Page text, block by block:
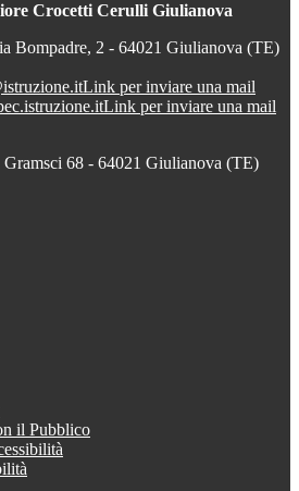
Crocetti Cerulli Giulianova
Bompadre, 2 - 64021 Giulianova (TE)
Link per inviare una mail
Link per inviare una mail
68 - 64021 Giulianova (TE)
il Pubblico